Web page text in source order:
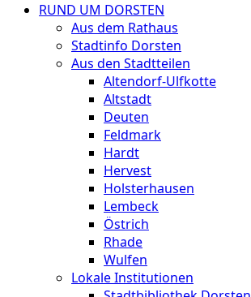
RUND UM DORSTEN
Aus dem Rathaus
Stadtinfo Dorsten
Aus den Stadtteilen
Altendorf-Ulfkotte
Altstadt
Deuten
Feldmark
Hardt
Hervest
Holsterhausen
Lembeck
Östrich
Rhade
Wulfen
Lokale Institutionen